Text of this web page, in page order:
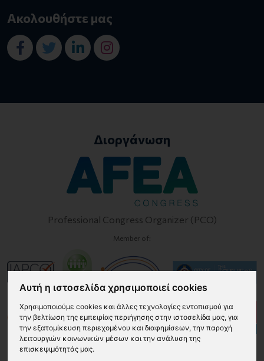
Αυτή η ιστοσελίδα χρησιμοποιεί cookies
Χρησιμοποιούμε cookies και άλλες τεχνολογίες εντοπισμού για
την βελτίωση της εμπειρίας περιήγησης στην ιστοσελίδα μας, για
την εξατομίκευση περιεχομένου και διαφημίσεων, την παροχή
λειτουργιών κοινωνικών μέσων και την ανάλυση της
επισκεψιμότητάς μας.
Ακολουθήστε μας
Διοργάνωση
Professional Congress Organizer (PCO)
Member of: